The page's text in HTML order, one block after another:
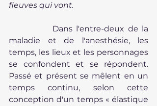
fleuves qui vont.
maladie et de l'anesthésie, les
temps, les lieux et les personnages
se confondent et se répondent.
Passé et présent se mêlent en un
temps continu, selon cette
conception d'un temps « élastique